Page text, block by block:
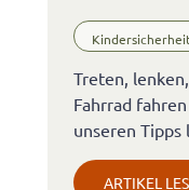
Treten,
Fahrrad
unseren
ARTIKEL